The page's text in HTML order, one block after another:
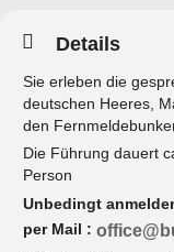
Details
Sie erleben die
deutschen Heeres,
den
Die Führung dauert
Person
Unbedingt
per Mail :